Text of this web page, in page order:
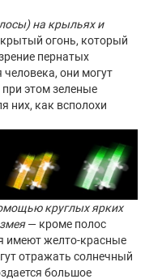
на крыльях и
огонь, который
пернатых
человека, они могут
этом зеленые
них, как всполохи
круглых ярких
— кроме полос
имеют желто-красные
отражать солнечный
большое